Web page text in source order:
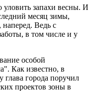
уловить запахи весны. И
месяц зимы,
наперед. Ведь с
в том числе и у
особой
Как известно, в
глава города поручил
проектов зоны в